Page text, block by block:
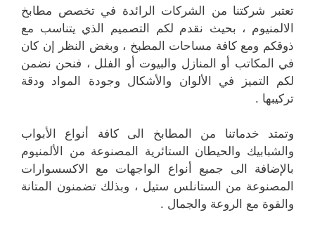
تعتبر شركتنا من الشركات الرائدة في تخصص مطابخ
الالمنيوم ، بحيث نقدم لكم التصميم الذي يتناسب مع
ذوقكم ومع كافة مساحات المطبخ ، وبغض النظر إن كان
في المكاتب أو المنازل والبيوت أو الفلل ، فنحن نضمن
لكم التميز في الألوان والأشكال وجودة المواد ودقة
تركيبها .
وتمتد خدماتنا من المطابخ الى كافة أنواع الأبواب
والشبابيك والحيطان الستائرية المصنوعة من الألمنيوم
بالإضافة الى جميع أنواع الواجهات مع الاكسسوارات
المصنوعة من الستانلس ستيل ، وبذلك تضمنون المتانة
والقوة مع الروعة والجمال .